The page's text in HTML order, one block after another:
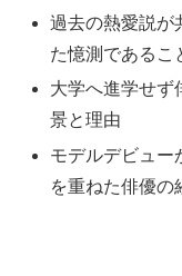
過去の熱愛説が
た憶測であるこ
大学へ進学せず
景と理由
モデルデビュー
を重ねた俳優の